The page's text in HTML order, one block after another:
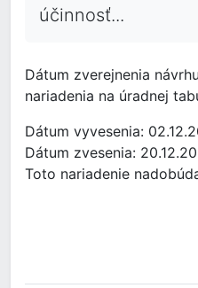
účinnosť...
Dátum zverejnenia
nariadenia na úradnej
Dátum vyvesenia:
Dátum zvesenia:
Toto nariadenie